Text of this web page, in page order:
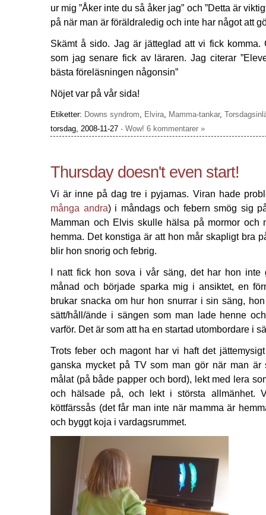
ur mig ”Åker inte du så åker jag” och ”Detta är
på när man är föräldraledig och inte har något att
Skämt å sido. Jag är jätteglad att vi fick komma.
som jag senare fick av läraren. Jag citerar
bästa föreläsningen någonsin”
Nöjet var på vår sida!
Etiketter: Downs syndrom, Elvira, Mamma-tankar,
torsdag, 2008-11-27 · Wow! 6 kommentarer »
Thursday doesn't even start!
Vi är inne på dag tre i pyjamas. Viran hade
många andra) i måndags och febern smög sig
Mamman och Elvis skulle hälsa på mormor och
hemma. Det konstiga är att hon mår skapligt bra
blir hon snorig och febrig.
I natt fick hon sova i vår säng, det har hon
månad och började sparka mig i ansiktet, en
brukar snacka om hur hon snurrar i sin säng,
sätt/håll/ände i sängen som man lade henne
varför. Det är som att ha en startad utombordare i
Trots feber och magont har vi haft det
ganska mycket på TV som man gör när man är
målat (på både papper och bord), lekt med lera
och hälsade på, och lekt i största allmänhet.
köttfärssås (det får man inte när mamma är
och byggt koja i vardagsrummet.